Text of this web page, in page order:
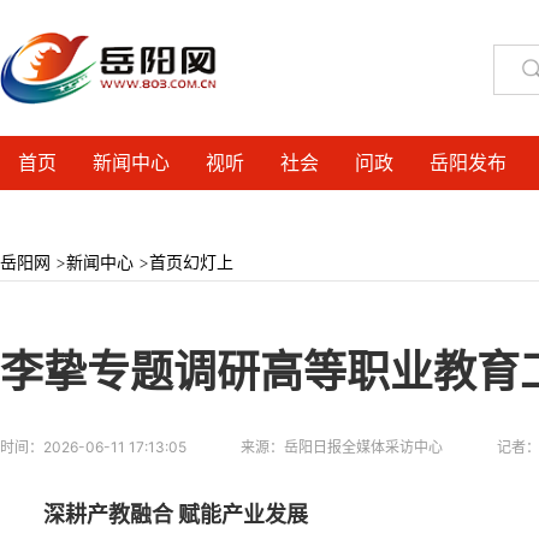
首页 新闻中心 视听 社会 问政 岳阳发布
岳阳网 >新闻中心 >首页幻灯上
李挚专题调研高等职业教育
时间： 2026-06-11 17:13:05 来源： 岳阳日报全媒体采访中心 记者：
深耕产教融合 赋能产业发展